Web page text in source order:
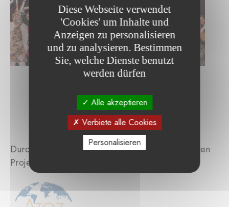
Durchsuchen Sie die von der Stiftung unterstützten
Projekte :
Diese Webseite verwendet
'Cookies' um Inhalte und
Anzeigen zu personalisieren
und zu analysieren. Bestimmen
Sie, welche Dienste benutzt
werden dürfen
Alle akzeptieren
Verbiete alle Cookies
Personalisieren